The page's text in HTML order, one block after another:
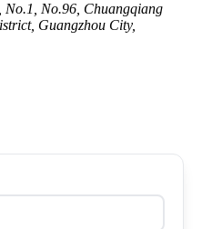
No.1, No.96, Chuangqiang
Guangzhou City,